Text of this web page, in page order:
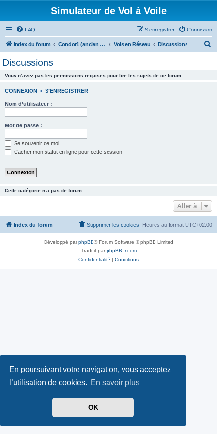
En poursuivant votre navigation, vous acceptez
l’utilisation de cookies. En savoir plus
OK
Simulateur de Vol à Voile
FAQ Connexion
S’enregistrer
Index du forum Condor1 (ancien forum) Vols en Réseau Discussions
Discussions
Vous n’avez pas les permissions requises pour lire les sujets de ce forum.
CONNEXION • S’ENREGISTRER
Nom d’utilisateur :
Mot de passe :
Se souvenir de moi
Cacher mon statut en ligne pour cette session
Cette catégorie n’a pas de forum.
Aller à
Index du forum Heures au format UTC+02:00
Supprimer les cookies
Développé parphpBB® Forum Software © phpBB Limited
Traduit parphpBB-fr.com
Confidentialité | Conditions